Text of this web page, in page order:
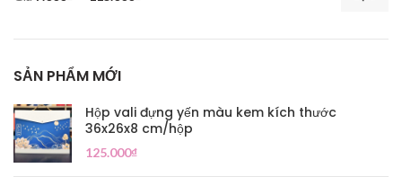
SẢN PHẨM MỚI
Hộp vali đựng yến màu kem kích thước
36x26x8 cm/hộp
125.000₫